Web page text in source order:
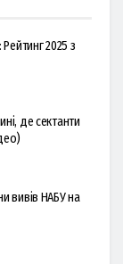
2025 з
де сектанти
вивів НАБУ на